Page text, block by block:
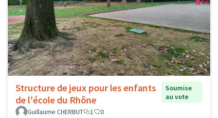
Structure de jeux pour les enfants
de l'école du Rhône
Soumise
au vote
Guillaume CHERBUT
1 0